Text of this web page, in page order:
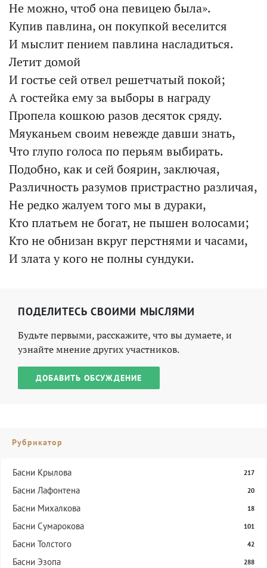
Не можно, чтоб она певицею была».
Купив павлина, он покупкой веселится
И мыслит пением павлина насладиться.
Летит домой
И гостье сей отвел решетчатый покой;
А гостейка ему за выборы в награду
Пропела кошкою разов десяток сряду.
Мяуканьем своим невежде давши знать,
Что глупо голоса по перьям выбирать.
Подобно, как и сей боярин, заключая,
Различность разумов пристрастно различая,
Не редко жалуем того мы в дураки,
Кто платьем не богат, не пышен волосами;
Кто не обнизан вкруг перстнями и часами,
И злата у кого не полны сундуки.
ПОДЕЛИТЕСЬ СВОИМИ МЫСЛЯМИ
Будьте первыми, расскажите, что вы думаете, и
узнайте мнение других участников.
ДОБАВИТЬ ОБСУЖДЕНИЕ
Рубрикатор
Басни Крылова 217
Басни Лафонтена 20
Басни Михалкова 18
Басни Сумарокова 101
Басни Толстого 42
Басни Эзопа 288